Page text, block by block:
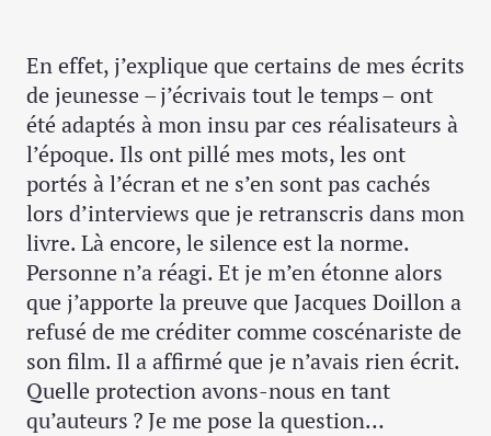
En effet, j’explique que certains de mes écrits
de jeunesse – j’écrivais tout le temps – ont
été adaptés à mon insu par ces réalisateurs à
l’époque. Ils ont pillé mes mots, les ont
portés à l’écran et ne s’en sont pas cachés
lors d’interviews que je retranscris dans mon
livre. Là encore, le silence est la norme.
Personne n’a réagi. Et je m’en étonne alors
que j’apporte la preuve que Jacques Doillon a
refusé de me créditer comme coscénariste de
son film. Il a affirmé que je n’avais rien écrit.
Quelle protection avons-nous en tant
qu’auteurs ? Je me pose la question…